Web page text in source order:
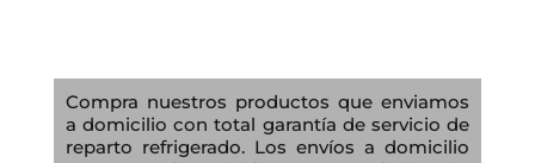
Compra nuestros productos que enviamos
a domicilio con total garantía de servicio de
reparto refrigerado. Los envíos a domicilio